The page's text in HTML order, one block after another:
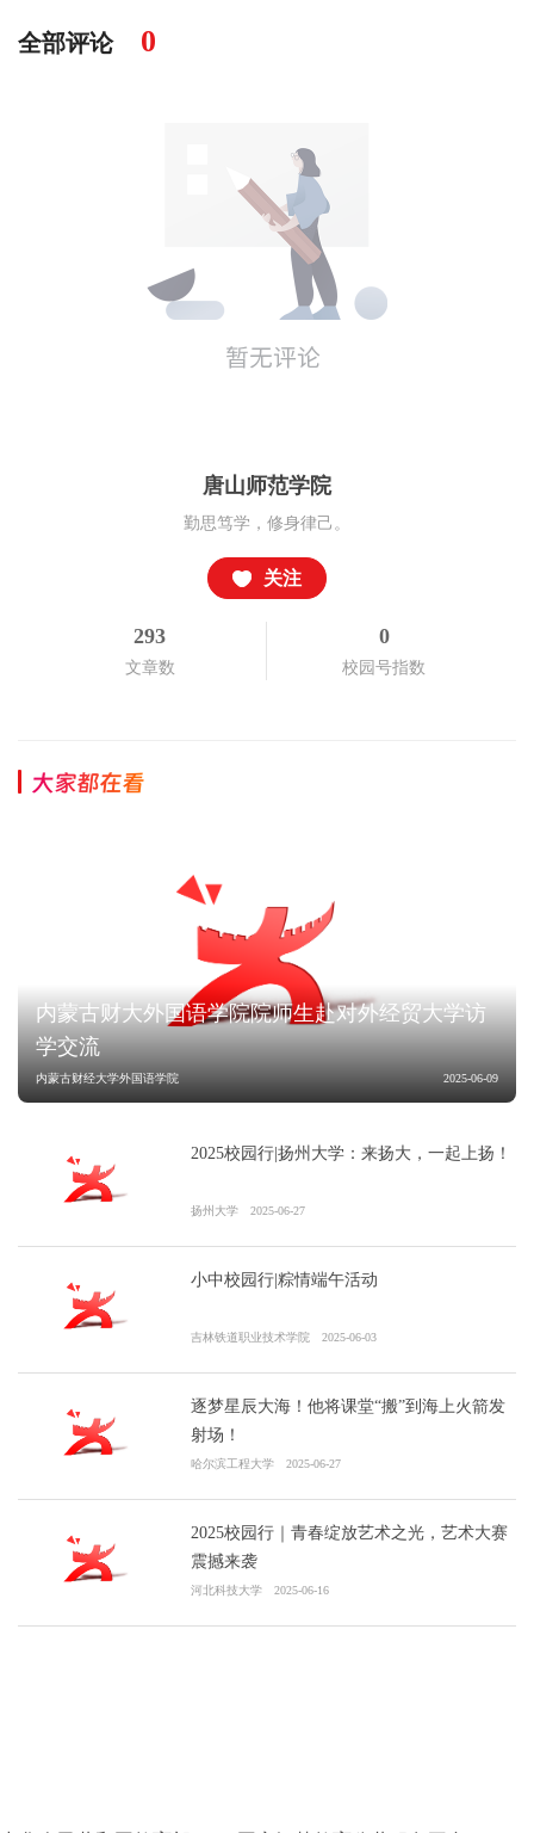
全部评论 0
唐山师范学院
勤思笃学，修身律己。
关注
293
文章数
0
校园号指数
大家都在看
内蒙古财大外国语学院院师生赴对外经贸大学访
学交流
内蒙古财经大学外国语学院 2025-06-09
2025校园行|扬州大学：来扬大，一起上扬！
扬州大学 2025-06-27
小中校园行|粽情端午活动
吉林铁道职业技术学院 2025-06-03
逐梦星辰大海！他将课堂“搬”到海上火箭发
射场！
哈尔滨工程大学 2025-06-27
2025校园行｜青春绽放艺术之光，艺术大赛
震撼来袭
河北科技大学 2025-06-16